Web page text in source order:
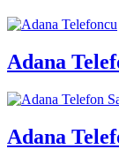
Adana
Adana